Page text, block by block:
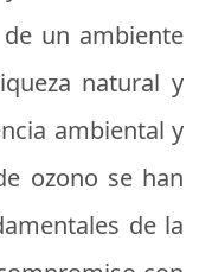
un ambiente
natural y
ambiental y
ozono se han
de la